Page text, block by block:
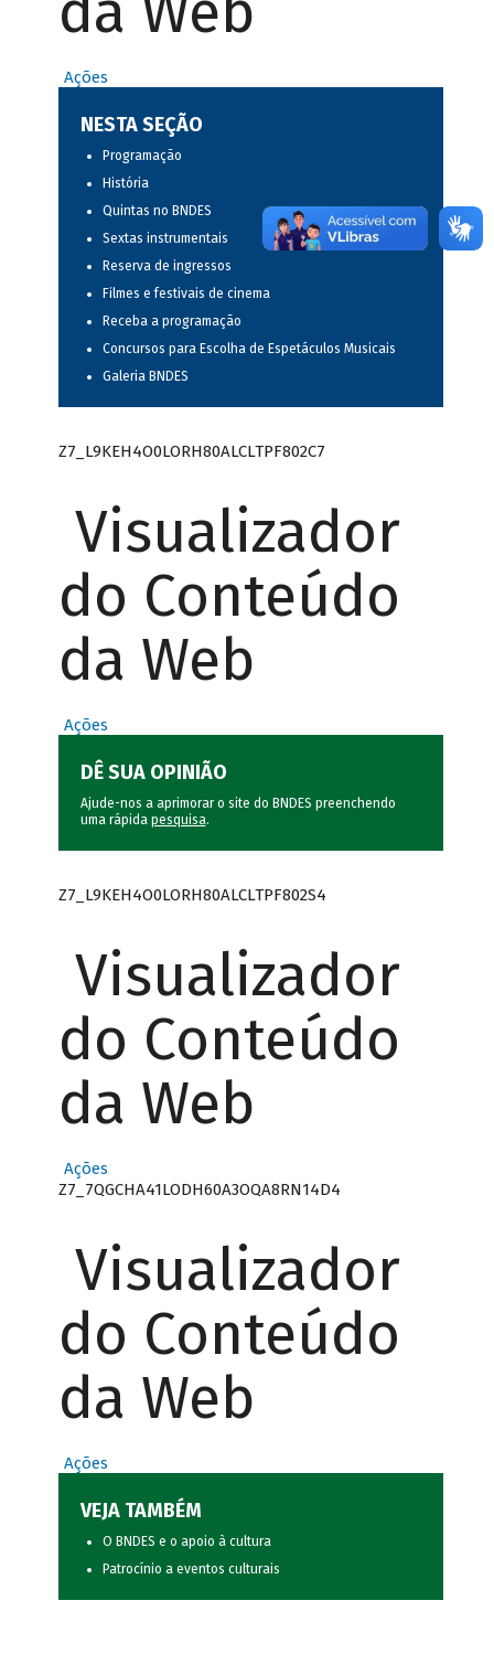
Ações
NESTA SEÇÃO
Programação
História
Quintas no BNDES
Sextas instrumentais
Reserva de ingressos
Filmes e festivais de cinema
Receba a programação
Concursos para Escolha de Espetáculos Musicais
Galeria BNDES
Z7_L9KEH4O0LORH80ALCLTPF802C7
Visualizador
do Conteúdo
da Web
Ações
DÊ SUA OPINIÃO
Ajude-nos a aprimorar o site do BNDES preenchendo
uma rápida pesquisa.
Z7_L9KEH4O0LORH80ALCLTPF802S4
Visualizador
do Conteúdo
da Web
Ações
Z7_7QGCHA41LODH60A3OQA8RN14D4
Visualizador
do Conteúdo
da Web
Ações
VEJA TAMBÉM
O BNDES e o apoio à cultura
Patrocínio a eventos culturais